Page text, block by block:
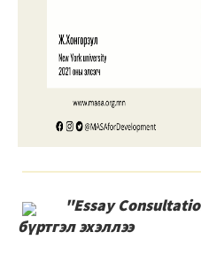
"Essay
бүртгэл эхэллээ